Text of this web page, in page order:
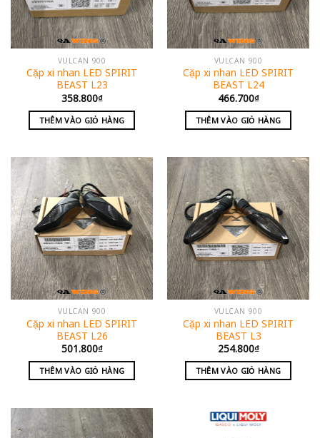
VULCAN 900
Cặp xi nhan LED SPIRIT
BEAST L23
358.800₫
THÊM VÀO GIỎ HÀNG
VULCAN 900
Cặp xi nhan LED SPIRIT
BEAST L24
466.700₫
THÊM VÀO GIỎ HÀNG
VULCAN 900
Cặp xi nhan LED SPIRIT
BEAST L26
501.800₫
THÊM VÀO GIỎ HÀNG
VULCAN 900
Cặp xi nhan LED SPIRIT
BEAST L3
254.800₫
THÊM VÀO GIỎ HÀNG